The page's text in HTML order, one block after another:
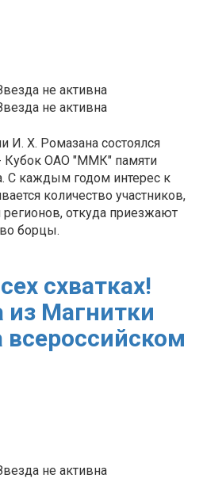
И. Х. Ромазана состоялся
Кубок ОАО "ММК" памяти
С каждым годом интерес к
количество участников,
регионов, откуда приезжают
борцы.
схватках!
Магнитки
всероссийском